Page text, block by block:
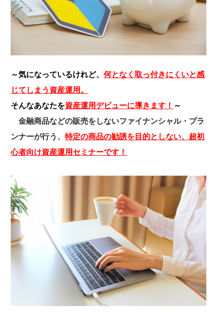
～気になっているけれど、何となく取っ付きにくいと感
じてしまう資産運用。
そんなあなたを資産運用デビューに導きます！ ～
金融商品などの販売をしないファイナンシャル・プラ
ンナーが行う、特定の商品の勧誘を目的としない、超初
心者向け資産運用セミナーです！